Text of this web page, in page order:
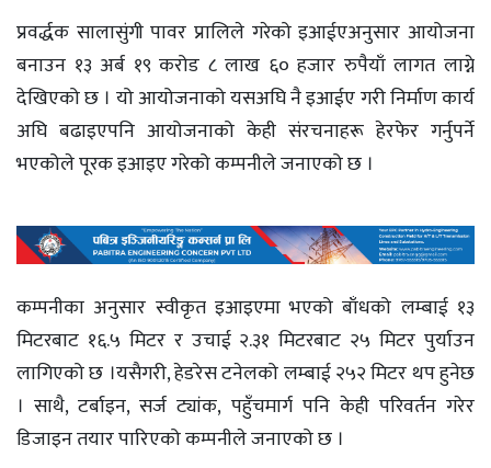
प्रवर्द्धक सालासुंगी पावर प्रालिले गरेको इआईएअनुसार आयोजना
बनाउन १३ अर्ब १९ करोड ८ लाख ६० हजार रुपैयाँ लागत लाग्ने
देखिएको छ । यो आयोजनाको यसअघि नै इआईए गरी निर्माण कार्य
अघि बढाइएपनि आयोजनाको केही संरचनाहरू हेरफेर गर्नुपर्ने
भएकोले पूरक इआइए गरेको कम्पनीले जनाएको छ ।
कम्पनीका अनुसार स्वीकृत इआइएमा भएको बाँधको लम्बाई १३
मिटरबाट १६.५ मिटर र उचाई २.३१ मिटरबाट २५ मिटर पुर्याउन
लागिएको छ ।यसैगरी, हेडरेस टनेलको लम्बाई २५२ मिटर थप हुनेछ
। साथै, टर्बाइन, सर्ज ट्यांक, पहुँचमार्ग पनि केही परिवर्तन गरेर
डिजाइन तयार पारिएको कम्पनीले जनाएको छ ।